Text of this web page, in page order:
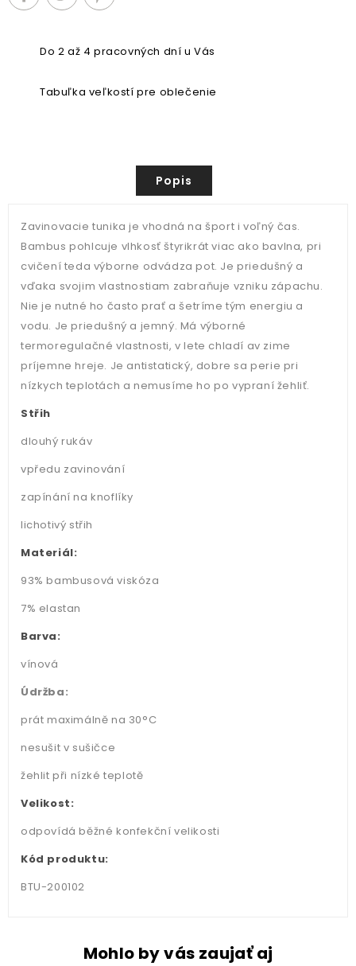
Do 2 až 4 pracovných dní u Vás
Tabuľka veľkostí pre oblečenie
Popis
Zavinovacie tunika je vhodná na šport i voľný čas.
Bambus pohlcuje vlhkosť štyrikrát viac ako bavlna, pri
cvičení teda výborne odvádza pot. Je priedušný a
vďaka svojim vlastnostiam zabraňuje vzniku zápachu.
Nie je nutné ho často prať a šetríme tým energiu a
vodu. Je priedušný a jemný. Má výborné
termoregulačné vlastnosti, v lete chladí av zime
príjemne hreje. Je antistatický, dobre sa perie pri
nízkych teplotách a nemusíme ho po vypraní žehliť.
Střih
dlouhý rukáv
vpředu zavinování
zapínání na knoflíky
lichotivý střih
Materiál:
93% bambusová viskóza
7% elastan
Barva:
vínová
Údržba:
prát maximálně na 30°C
nesušit v sušičce
žehlit při nízké teplotě
Velikost:
odpovídá běžné konfekční velikosti
Kód produktu:
BTU-200102
Mohlo by vás zaujať aj